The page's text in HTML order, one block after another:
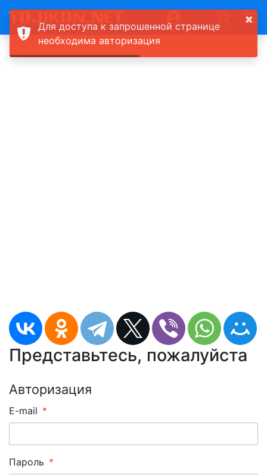
Представьтесь, пожалуйста
Авторизация
E-mail
Пароль
×
Для доступа к запрошенной странице
необходима авторизация